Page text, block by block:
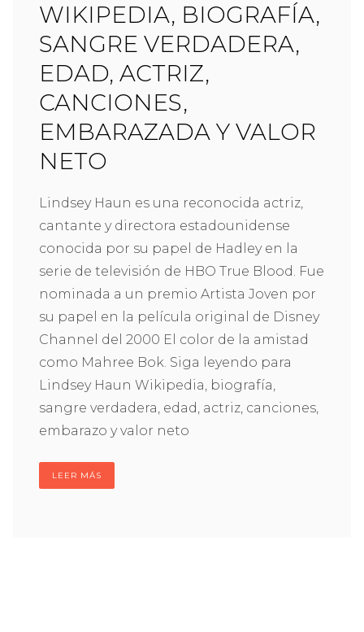
WIKIPEDIA, BIOGRAFÍA,
SANGRE VERDADERA,
EDAD, ACTRIZ,
CANCIONES,
EMBARAZADA Y VALOR
NETO
Lindsey Haun es una reconocida actriz,
cantante y directora estadounidense
conocida por su papel de Hadley en la
serie de televisión de HBO True Blood. Fue
nominada a un premio Artista Joven por
su papel en la película original de Disney
Channel del 2000 El color de la amistad
como Mahree Bok. Siga leyendo para
Lindsey Haun Wikipedia, biografía,
sangre verdadera, edad, actriz, canciones,
embarazo y valor neto
LEER MÁS